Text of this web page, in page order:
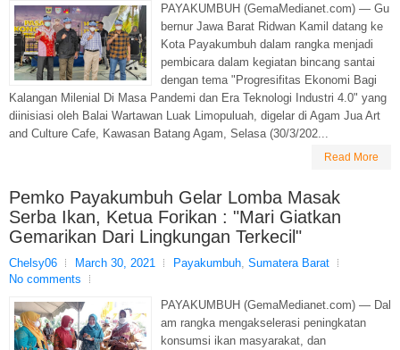
PAYAKUMBUH (GemaMedianet.com) — Gu
bernur Jawa Barat Ridwan Kamil datang ke
Kota Payakumbuh dalam rangka menjadi
pembicara dalam kegiatan bincang santai
dengan tema "Progresifitas Ekonomi Bagi
Kalangan Milenial Di Masa Pandemi dan Era Teknologi Industri 4.0" yang
diinisiasi oleh Balai Wartawan Luak Limopuluah, digelar di Agam Jua Art
and Culture Cafe, Kawasan Batang Agam, Selasa (30/3/202...
Read More
Pemko Payakumbuh Gelar Lomba Masak
Serba Ikan, Ketua Forikan : "Mari Giatkan
Gemarikan Dari Lingkungan Terkecil"
Chelsy06 March 30, 2021 Payakumbuh Sumatera Barat
No comments
PAYAKUMBUH (GemaMedianet.com) — Dal
am rangka mengakselerasi peningkatan
konsumsi ikan masyarakat, dan